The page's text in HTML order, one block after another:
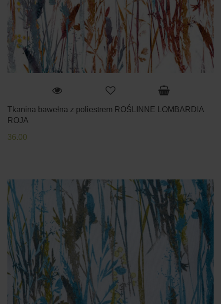
Tkanina bawełna z poliestrem ROŚLINNE LOMBARDIA
ROJA
36.00